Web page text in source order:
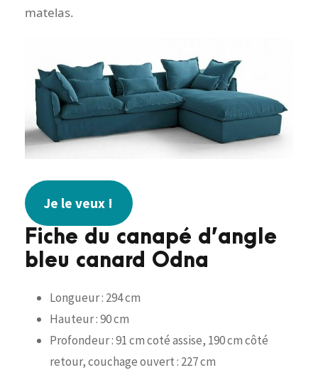
matelas.
Je le veux !
Fiche du canapé d’angle
bleu canard Odna
Longueur : 294 cm
Hauteur : 90 cm
Profondeur : 91 cm coté assise, 190 cm côté
retour, couchage ouvert : 227 cm